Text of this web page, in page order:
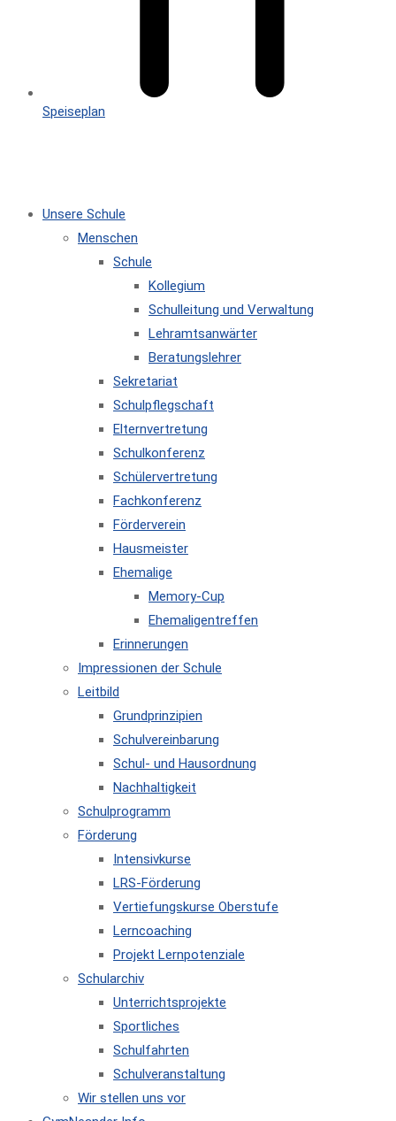
Speiseplan
Unsere Schule
Menschen
Schule
Kollegium
Schulleitung und Verwaltung
Lehramtsanwärter
Beratungslehrer
Sekretariat
Schulpflegschaft
Elternvertretung
Schulkonferenz
Schülervertretung
Fachkonferenz
Förderverein
Hausmeister
Ehemalige
Memory-Cup
Ehemaligentreffen
Erinnerungen
Impressionen der Schule
Leitbild
Grundprinzipien
Schulvereinbarung
Schul- und Hausordnung
Nachhaltigkeit
Schulprogramm
Förderung
Intensivkurse
LRS-Förderung
Vertiefungskurse Oberstufe
Lerncoaching
Projekt Lernpotenziale
Schularchiv
Unterrichtsprojekte
Sportliches
Schulfahrten
Schulveranstaltung
Wir stellen uns vor